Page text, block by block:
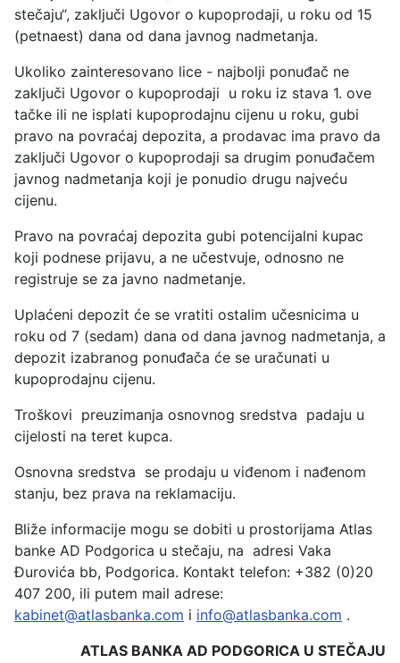
stečaju“, zaključi Ugovor o kupoprodaji, u roku od 15
(petnaest) dana od dana javnog nadmetanja.
Ukoliko zainteresovano lice - najbolji ponuđač ne
zaključi Ugovor o kupoprodaji u roku iz stava 1. ove
tačke ili ne isplati kupoprodajnu cijenu u roku, gubi
pravo na povraćaj depozita, a prodavac ima pravo da
zaključi Ugovor o kupoprodaji sa drugim ponuđačem
javnog nadmetanja koji je ponudio drugu najveću
cijenu.
Pravo na povraćaj depozita gubi potencijalni kupac
koji podnese prijavu, a ne učestvuje, odnosno ne
registruje se za javno nadmetanje.
Uplaćeni depozit će se vratiti ostalim učesnicima u
roku od 7 (sedam) dana od dana javnog nadmetanja, a
depozit izabranog ponuđača će se uračunati u
kupoprodajnu cijenu.
Troškovi preuzimanja osnovnog sredstva padaju u
cijelosti na teret kupca.
Osnovna sredstva se prodaju u viđenom i nađenom
stanju, bez prava na reklamaciju.
Bliže informacije mogu se dobiti u prostorijama Atlas
banke AD Podgorica u stečaju, na adresi Vaka
Đurovića bb, Podgorica. Kontakt telefon: +382 (0)20
407 200, ili putem mail adrese:
kabinet@atlasbanka.com i info@atlasbanka.com .
ATLAS BANKA AD PODGORICA U STEČAJU